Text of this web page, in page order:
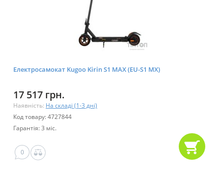
Електросамокат Kugoo Kirin S1 MAX (EU-S1 MX)
17 517 грн.
Наявність: На складі (1-3 дні)
Код товару: 4727844
Гарантія: 3 міс.
0